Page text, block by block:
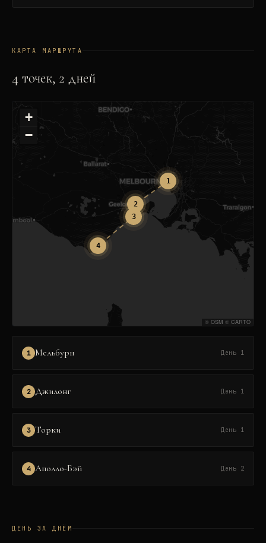
КАРТА МАРШРУТА
4 точек, 2 дней
1
2
3
4
+
−
© OSM © CARTO
1 Мельбурн День 1
2 Джилонг День 1
3 Торки День 1
4 Аполло-Бэй День 2
ДЕНЬ ЗА ДНЁМ